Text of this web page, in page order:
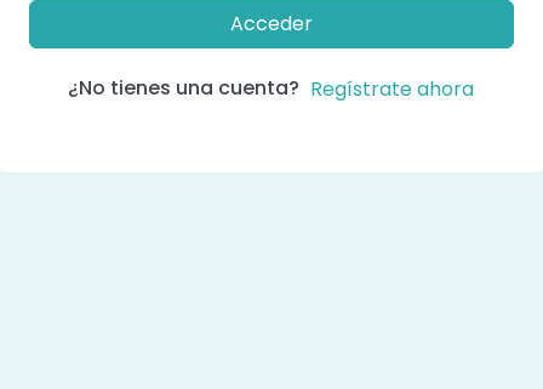
Acceder
¿No tienes una cuenta? Regístrate ahora